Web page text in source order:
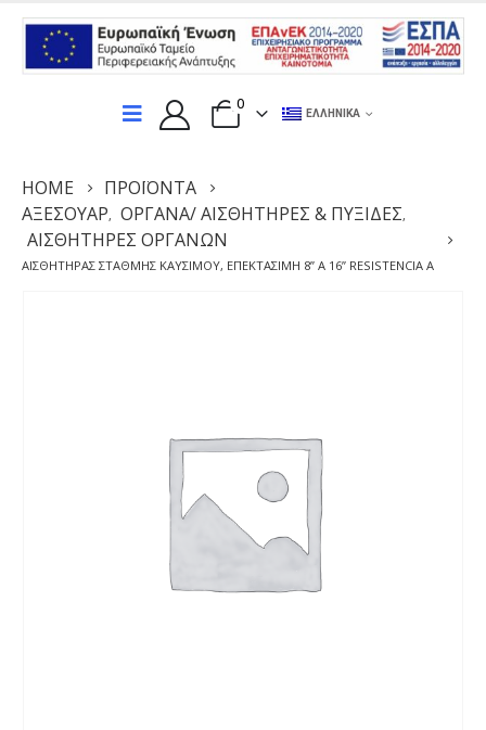
0
ΕΛΛΗΝΙΚΆ
HOME
ΠΡΟΪΌΝΤΑ
ΑΞΕΣΟΥΆΡ, ΌΡΓΑΝΑ/ ΑΙΣΘΗΤΉΡΕΣ & ΠΥΞΊΔΕΣ,
ΑΙΣΘΗΤΉΡΕΣ ΟΡΓΆΝΩΝ
ΑΙΣΘΗΤΉΡΑΣ ΣΤΆΘΜΗΣ ΚΑΥΣΊΜΟΥ, ΕΠΕΚΤΆΣΙΜΗ 8’’ A 16’’ RESISTENCIA A